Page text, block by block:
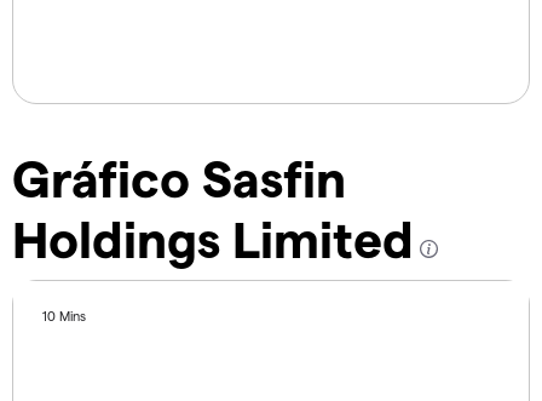
Gráfico Sasfin
Holdings Limited
10 Mins